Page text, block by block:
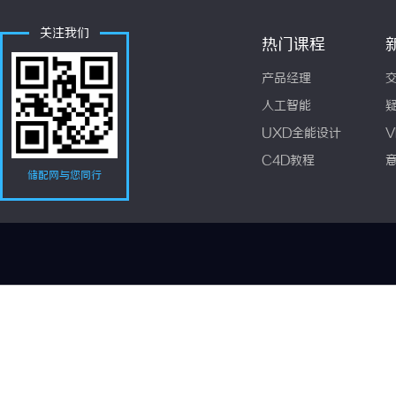
关注我们
储配网与您同行
热门课程
产品经理
人工智能
UXD全能设计
C4D教程